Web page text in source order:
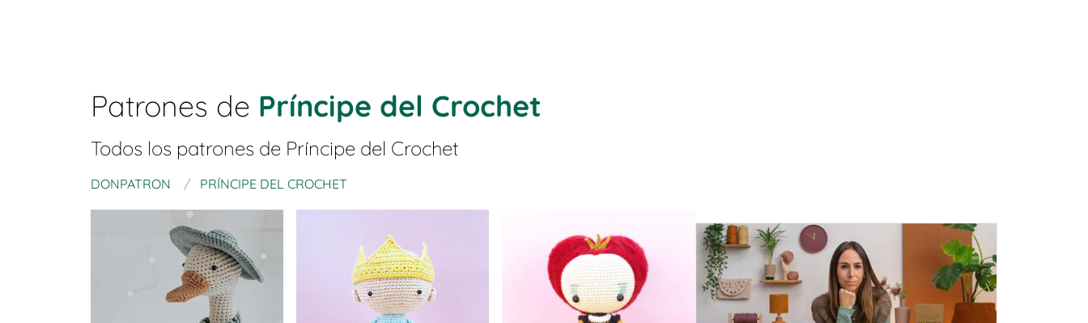
Patrones de Príncipe del Crochet
Todos los patrones de Príncipe del Crochet
DONPATRON PRÍNCIPE DEL CROCHET